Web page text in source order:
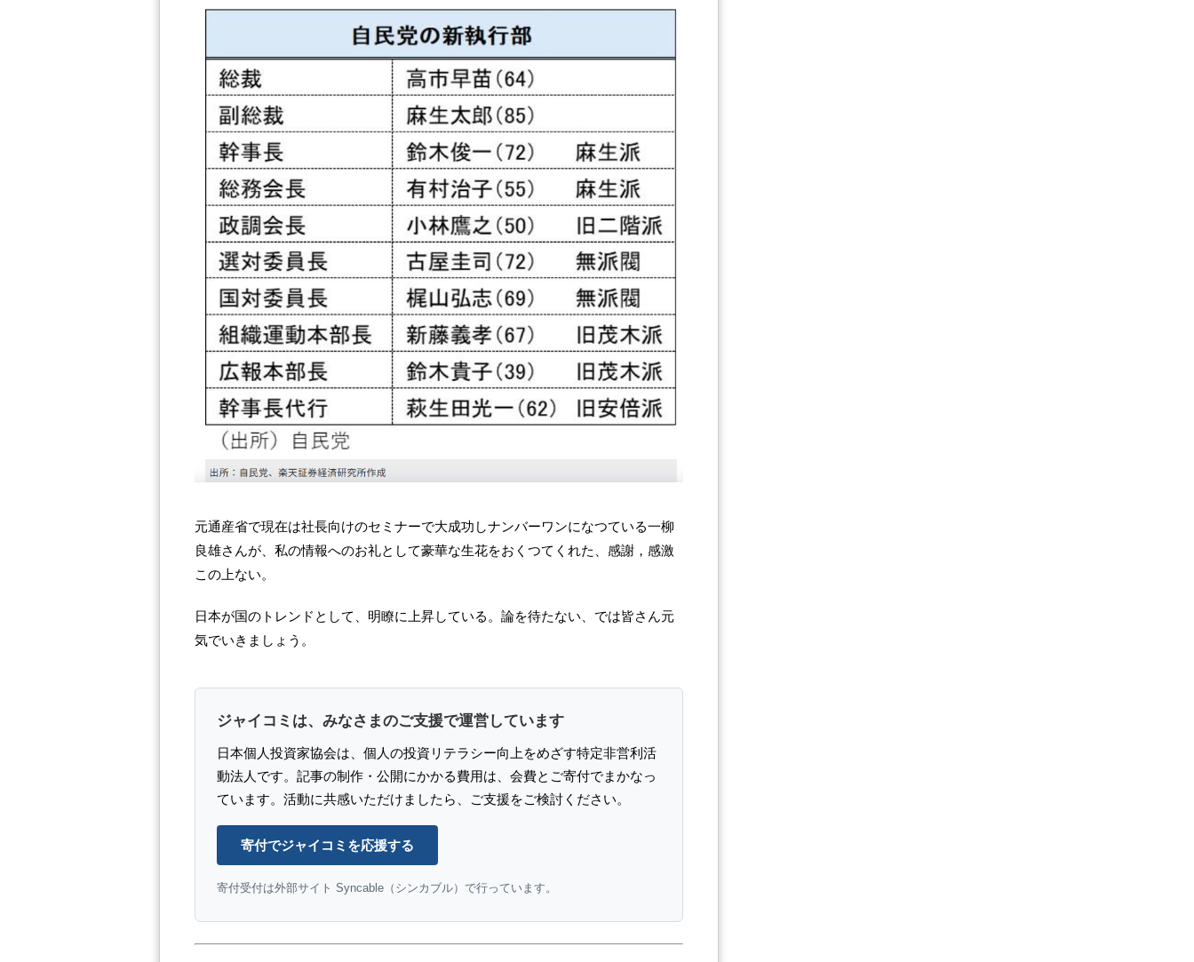
元通産省で現在は社長向けのセミナーで大成功しナンバーワンになつている一柳
良雄さんが、私の情報へのお礼として豪華な生花をおくつてくれた、感謝，感激
この上ない。
日本が国のトレンドとして、明瞭に上昇している。論を待たない、では皆さん元
気でいきましょう。
ジャイコミは、みなさまのご支援で運営しています
日本個人投資家協会は、個人の投資リテラシー向上をめざす特定非営利活
動法人です。記事の制作・公開にかかる費用は、会費とご寄付でまかなっ
ています。活動に共感いただけましたら、ご支援をご検討ください。
寄付でジャイコミを応援する
寄付受付は外部サイト Syncable（シンカブル）で行っています。